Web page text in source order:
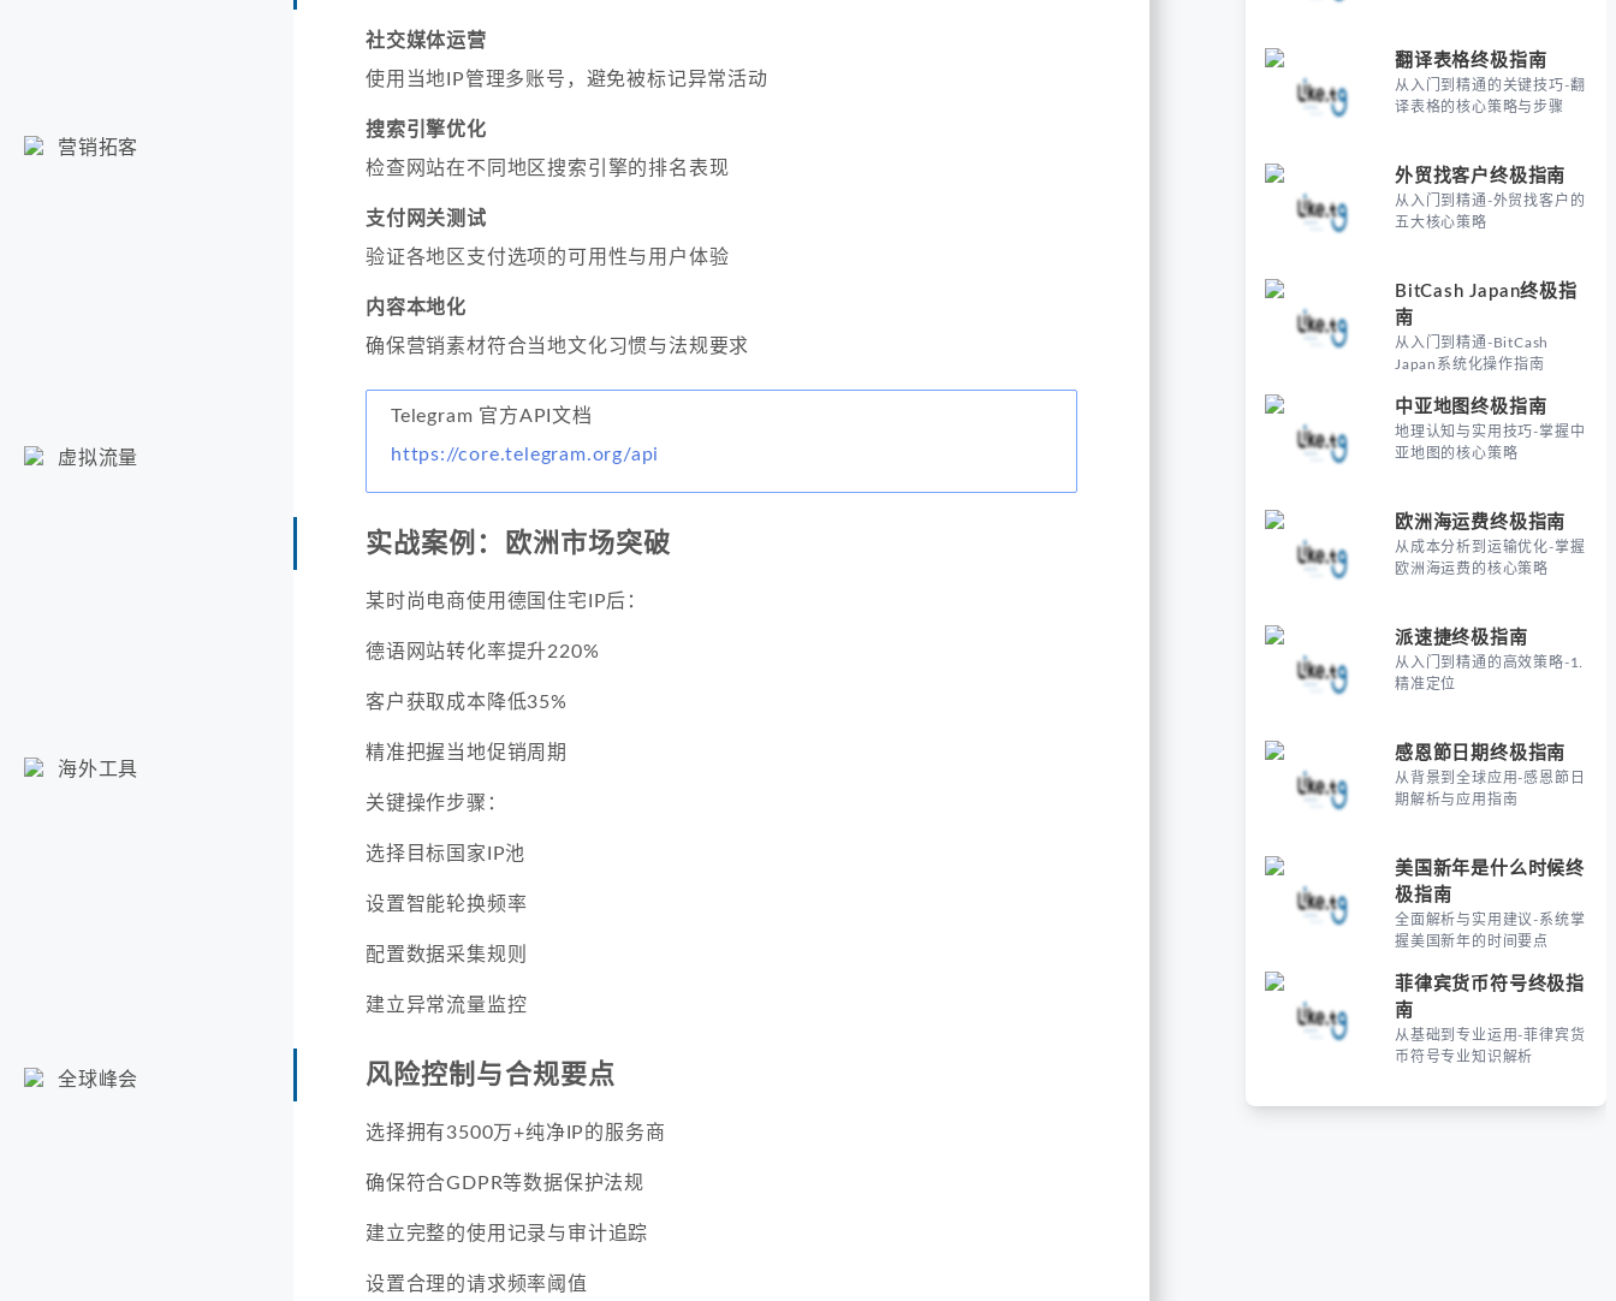
营销拓客
虚拟流量
海外工具
全球峰会
社交媒体运营
使用当地IP管理多账号，避免被标记异常活动
搜索引擎优化
检查网站在不同地区搜索引擎的排名表现
支付网关测试
验证各地区支付选项的可用性与用户体验
内容本地化
确保营销素材符合当地文化习惯与法规要求
Telegram 官方API文档
https://core.telegram.org/api
实战案例：欧洲市场突破
某时尚电商使用德国住宅IP后：
德语网站转化率提升220%
客户获取成本降低35%
精准把握当地促销周期
关键操作步骤：
选择目标国家IP池
设置智能轮换频率
配置数据采集规则
建立异常流量监控
风险控制与合规要点
选择拥有3500万+纯净IP的服务商
确保符合GDPR等数据保护法规
建立完整的使用记录与审计追踪
设置合理的请求频率阈值
翻译表格终极指南
从入门到精通的关键技巧-翻
译表格的核心策略与步骤
外贸找客户终极指南
从入门到精通-外贸找客户的
五大核心策略
BitCash Japan终极指
南
从入门到精通-BitCash
Japan系统化操作指南
中亚地图终极指南
地理认知与实用技巧-掌握中
亚地图的核心策略
欧洲海运费终极指南
从成本分析到运输优化-掌握
欧洲海运费的核心策略
派速捷终极指南
从入门到精通的高效策略-1.
精准定位
感恩節日期终极指南
从背景到全球应用-感恩節日
期解析与应用指南
美国新年是什么时候终
极指南
全面解析与实用建议-系统掌
握美国新年的时间要点
菲律宾货币符号终极指
南
从基础到专业运用-菲律宾货
币符号专业知识解析